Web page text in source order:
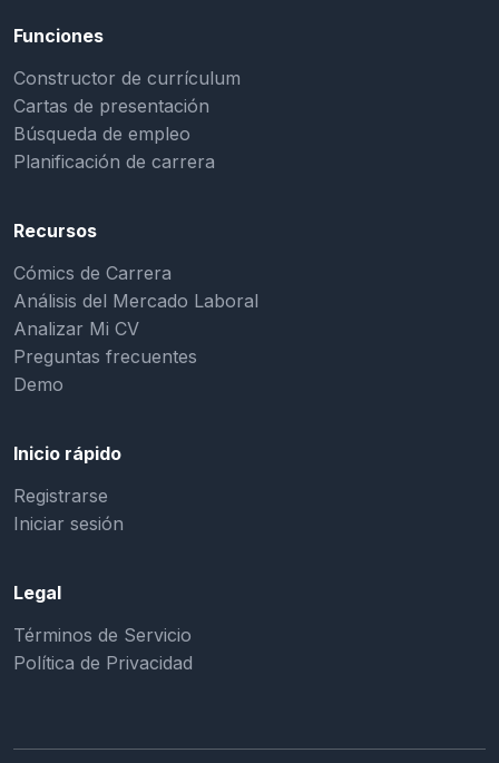
Funciones
Constructor de currículum
Cartas de presentación
Búsqueda de empleo
Planificación de carrera
Recursos
Cómics de Carrera
Análisis del Mercado Laboral
Analizar Mi CV
Preguntas frecuentes
Demo
Inicio rápido
Registrarse
Iniciar sesión
Legal
Términos de Servicio
Política de Privacidad